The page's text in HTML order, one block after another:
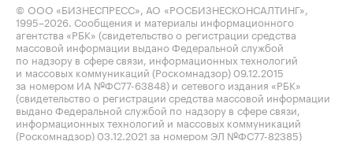
© ООО «БИЗНЕСПРЕСС», АО «РОСБИЗНЕСКОНСАЛТИНГ»,
1995–2026. Сообщения и материалы информационного
агентства «РБК» (свидетельство о регистрации средства
массовой информации выдано Федеральной службой
по надзору в сфере связи, информационных технологий
и массовых коммуникаций (Роскомнадзор) 09.12.2015
за номером ИА №ФС77-63848) и сетевого издания «РБК»
(свидетельство о регистрации средства массовой информации
выдано Федеральной службой по надзору в сфере связи,
информационных технологий и массовых коммуникаций
(Роскомнадзор) 03.12.2021 за номером ЭЛ №ФС77-82385)